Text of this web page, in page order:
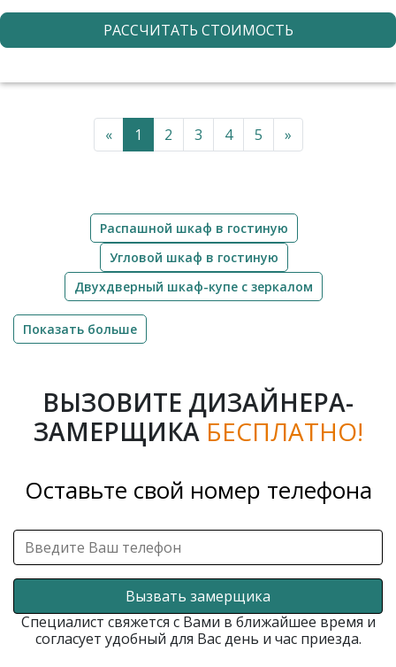
РАССЧИТАТЬ СТОИМОСТЬ
« 1 2 3 4 5 »
Распашной шкаф в гостиную
Угловой шкаф в гостиную
Двухдверный шкаф-купе с зеркалом
Показать больше
ВЫЗОВИТЕ ДИЗАЙНЕРА-
ЗАМЕРЩИКА БЕСПЛАТНО!
Оставьте свой номер телефона
Вызвать замерщика
Специалист свяжется с Вами в ближайшее время и
согласует удобный для Вас день и час приезда.